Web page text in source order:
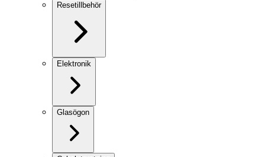
Resetillbehör
Elektronik
Glasögon